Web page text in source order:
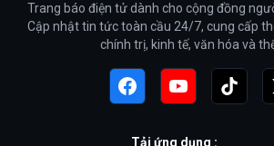
Trang báo điện tử dành cho cộng đồng
Cập nhật tin tức toàn cầu 24/7, cung cấp
chính trị, kinh tế, văn hóa và
Tải ứng dụng :